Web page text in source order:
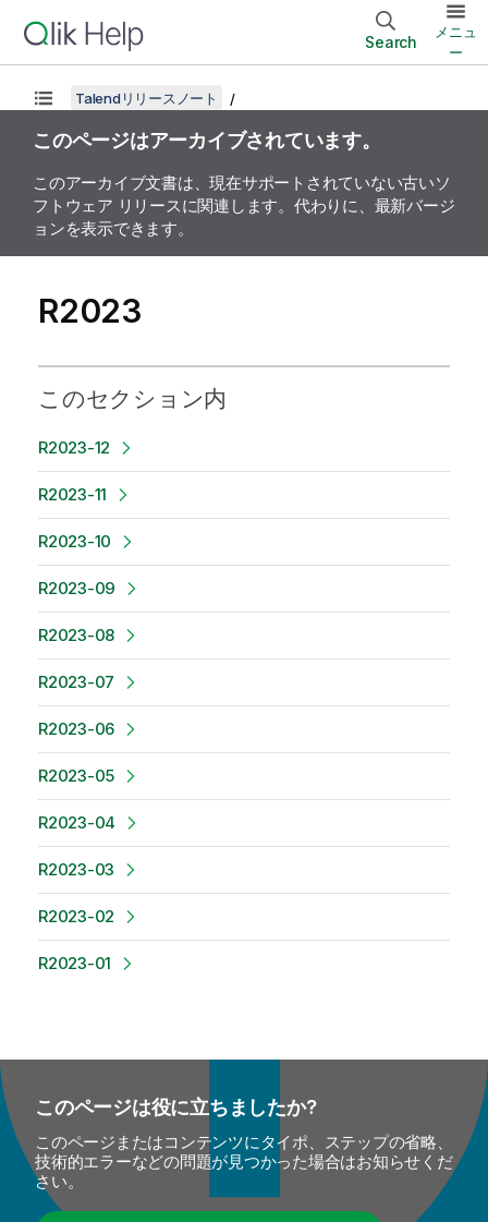
Search
メニュ
ー
Talendリリースノート
このページはアーカイブされています。
このアーカイブ文書は、現在サポートされていない古いソ
フトウェア リリースに関連します。代わりに、最新バージ
ョンを表示できます。
R2023
このセクション内
R2023-12
R2023-11
R2023-10
R2023-09
R2023-08
R2023-07
R2023-06
R2023-05
R2023-04
R2023-03
R2023-02
R2023-01
このページは役に立ちましたか?
このページまたはコンテンツにタイポ、ステップの省略、
技術的エラーなどの問題が見つかった場合はお知らせくだ
さい。